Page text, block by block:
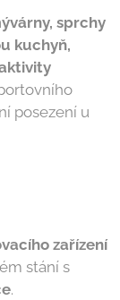
sprchy
kuchyň,
posezení u
zařízení
stání s
.